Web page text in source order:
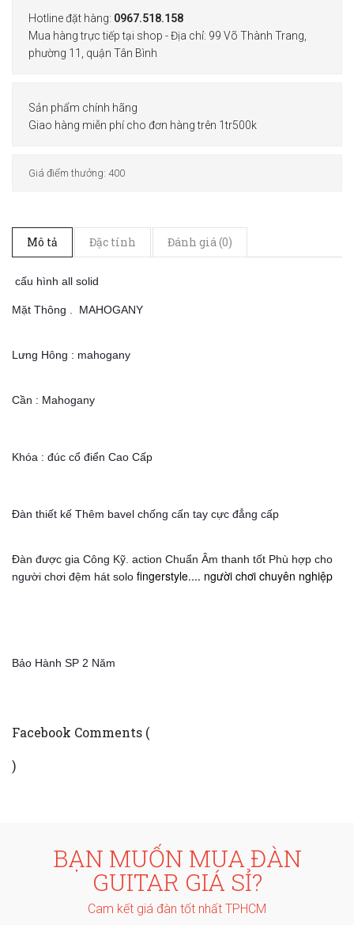
Hotline đặt hàng: 0967.518.158
Mua hàng trực tiếp tại shop - Địa chỉ: 99 Võ Thành Trang,
phường 11, quận Tân Bình
Sản phẩm chính hãng
Giao hàng miễn phí cho đơn hàng trên 1tr500k
Giá điểm thưởng: 400
Mô tả Đặc tính Đánh giá (0)
cấu hình all solid
Mặt Thông . MAHOGANY
Lưng Hông : mahogany
Cần : Mahogany
Khóa : đúc cổ điển Cao Cấp
Đàn thiết kế Thêm bavel chống cấn tay cực đẳng cấp
Đàn được gia Công Kỹ. action Chuẩn Âm thanh tốt Phù hợp cho
người chơi đệm hát solo fingerstyle.... người chơi chuyên nghiệp
Bảo Hành SP 2 Năm
Facebook Comments (
)
BẠN MUỐN MUA ĐÀN
GUITAR GIÁ SỈ?
Cam kết giá đàn tốt nhất TPHCM